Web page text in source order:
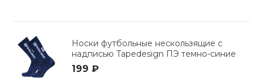
Носки футбольные нескользящие с
надписью Tapedesign ПЭ темно-синие
199 ₽